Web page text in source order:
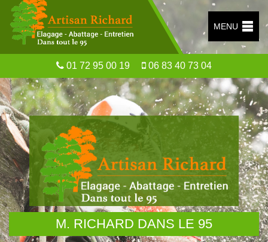
MENU
01 72 95 00 19 06 83 40 73 04
M. RICHARD DANS LE 95